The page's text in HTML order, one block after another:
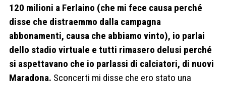
120 milioni a Ferlaino (che mi fece causa perché
disse che distraemmo dalla campagna
abbonamenti, causa che abbiamo vinto), io parlai
dello stadio virtuale e tutti rimasero delusi perché
si aspettavano che io parlassi di calciatori, di nuovi
Maradona. Sconcerti mi disse che ero stato una